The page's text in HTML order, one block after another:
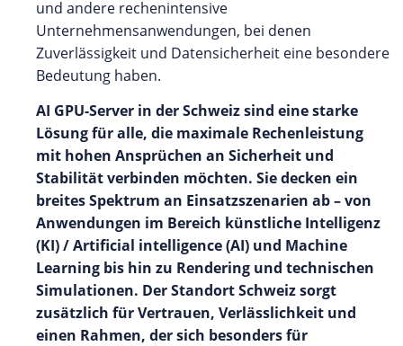
und andere rechenintensive
Unternehmensanwendungen, bei denen
Zuverlässigkeit und Datensicherheit eine besondere
Bedeutung haben.
AI GPU-Server in der Schweiz sind eine starke
Lösung für alle, die maximale Rechenleistung
mit hohen Ansprüchen an Sicherheit und
Stabilität verbinden möchten. Sie decken ein
breites Spektrum an Einsatzszenarien ab – von
Anwendungen im Bereich künstliche Intelligenz
(KI) / Artificial intelligence (AI) und Machine
Learning bis hin zu Rendering und technischen
Simulationen. Der Standort Schweiz sorgt
zusätzlich für Vertrauen, Verlässlichkeit und
einen Rahmen, der sich besonders für